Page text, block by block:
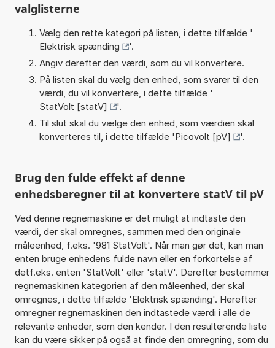
valglisterne
Vælg den rette kategori på listen, i dette tilfælde '
Elektrisk spænding
'.
Angiv derefter den værdi, som du vil konvertere.
På listen skal du vælg den enhed, som svarer til den
værdi, du vil konvertere, i dette tilfælde '
StatVolt [statV]
'.
Til slut skal du vælge den enhed, som værdien skal
konverteres til, i dette tilfælde 'Picovolt [pV] '.
Brug den fulde effekt af denne
enhedsberegner til at konvertere statV til pV
Ved denne regnemaskine er det muligt at indtaste den
værdi, der skal omregnes, sammen med den originale
måleenhed, f.eks. '981 StatVolt'. Når man gør det, kan man
enten bruge enhedens fulde navn eller en forkortelse af
detf.eks. enten 'StatVolt' eller 'statV'. Derefter bestemmer
regnemaskinen kategorien af den måleenhed, der skal
omregnes, i dette tilfælde 'Elektrisk spænding'. Herefter
omregner regnemaskinen den indtastede værdi i alle de
relevante enheder, som den kender. I den resulterende liste
kan du være sikker på også at finde den omregning, som du